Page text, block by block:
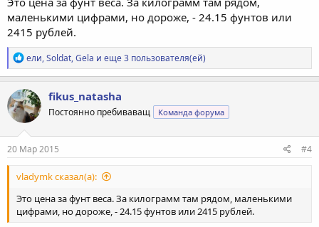
маленькими цифрами, но дороже, - 24.15 фунтов или
2415 рублей.
Р
е
а
к
ц
и
и
:
ели,Soldat,Gela и еще 3 пользователя(ей)
fikus_natasha
Постоянно пребиваващ Команда форума
20 Мар 2015 #4
vladymk сказал(а):
Это цена за фунт веса. За килограмм там рядом, маленькими
цифрами, но дороже, - 24.15 фунтов или 2415 рублей.